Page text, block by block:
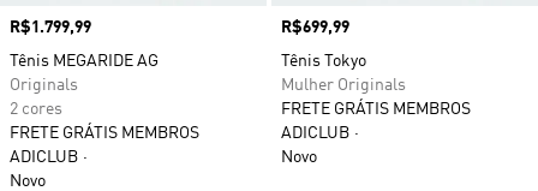
Preço
R$1.799,99
Tênis MEGARIDE AG
Originals
2 cores
FRETE GRÁTIS MEMBROS
ADICLUB
Novo
Preço
R$699,99
Tênis Tokyo
Mulher Originals
FRETE GRÁTIS MEMBROS
ADICLUB
Novo